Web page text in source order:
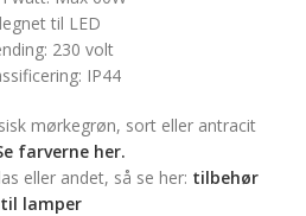
til LED
230 volt
IP44
mørkegrøn, sort eller antracit
farverne her.
eller andet, så se her: tilbehør
til lamper